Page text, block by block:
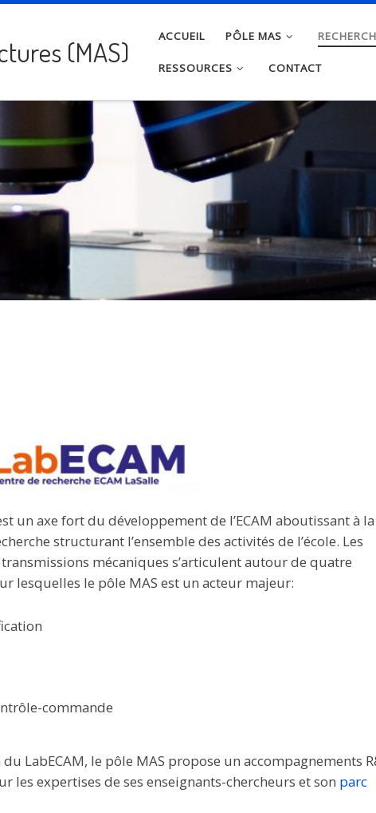
(MAS) ACCUEIL PÔLE MAS
RESSOURCES CONTACT
un axe fort du développement de l’ECAM aboutissant à la
structurant l’ensemble des activités de l’école. Les
mécaniques s’articulent autour de quatre
lesquelles le pôle MAS est un acteur majeur:
commande
LabECAM, le pôle MAS propose un accompagnements
les expertises de ses enseignants-chercheurs et son parc